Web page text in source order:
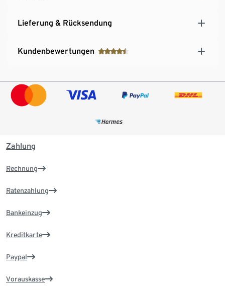
Lieferung & Rücksendung
Kundenbewertungen
Zahlung
Rechnung
Ratenzahlung
Bankeinzug
Kreditkarte
Paypal
Vorauskasse